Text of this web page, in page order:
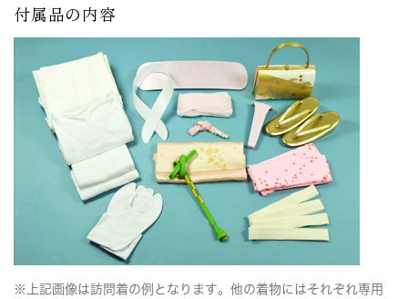
付属品の内容
※上記画像は訪問着の例となります。他の着物にはそれぞれ専用